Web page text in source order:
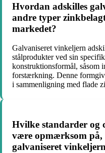
Hvordan adskilles
andre typer
markedet?
Galvaniseret vinkeljern
stålprodukter ved sin
konstruktionsformål, såsom
forstærkning. Denne
i sammenligning med flade
Hvilke standarder og
være opmærksom på,
galvaniseret